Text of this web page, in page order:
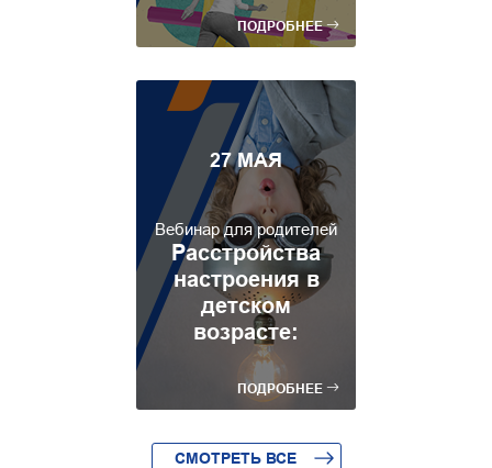
ПОДРОБНЕЕ
27 МАЯ
Вебинар для родителей
Расстройства
настроения в
детском
возрасте:
ПОДРОБНЕЕ
СМОТРЕТЬ ВСЕ